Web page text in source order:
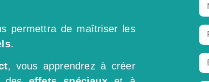
permettra de maîtriser les
.
, vous apprendrez à créer